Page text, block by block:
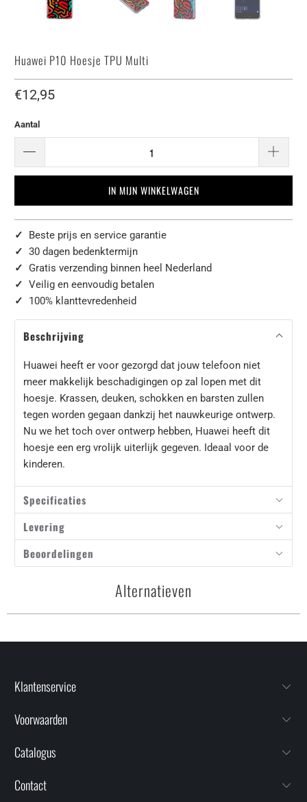
Huawei P10 Hoesje TPU Multi
€12,95
Aantal
IN MIJN WINKELWAGEN
✓ Beste prijs en service garantie
✓30 dagen bedenktermijn
✓ Gratis verzending binnen heel Nederland
✓Veilig en eenvoudig betalen
✓ 100% klanttevredenheid
Beschrijving
Huawei heeft er voor gezorgd dat jouw telefoon niet
meer makkelijk beschadigingen op zal lopen met dit
hoesje. Krassen, deuken, schokken en barsten zullen
tegen worden gegaan dankzij het nauwkeurige ontwerp.
Nu we het toch over ontwerp hebben, Huawei heeft dit
hoesje een erg vrolijk uiterlijk gegeven. Ideaal voor de
kinderen.
Specificaties
Levering
Beoordelingen
Alternatieven
Klantenservice
Voorwaarden
Catalogus
Contact